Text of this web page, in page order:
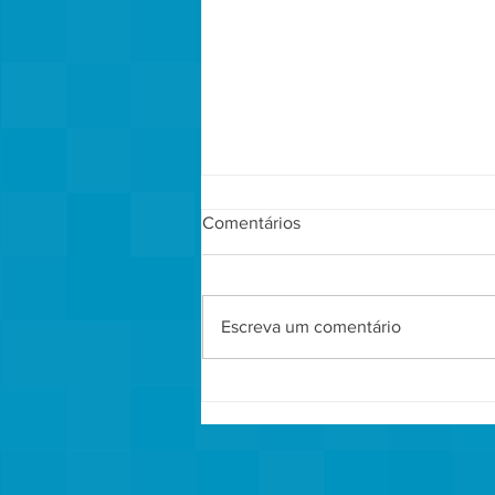
Comentários
Escreva um comentário